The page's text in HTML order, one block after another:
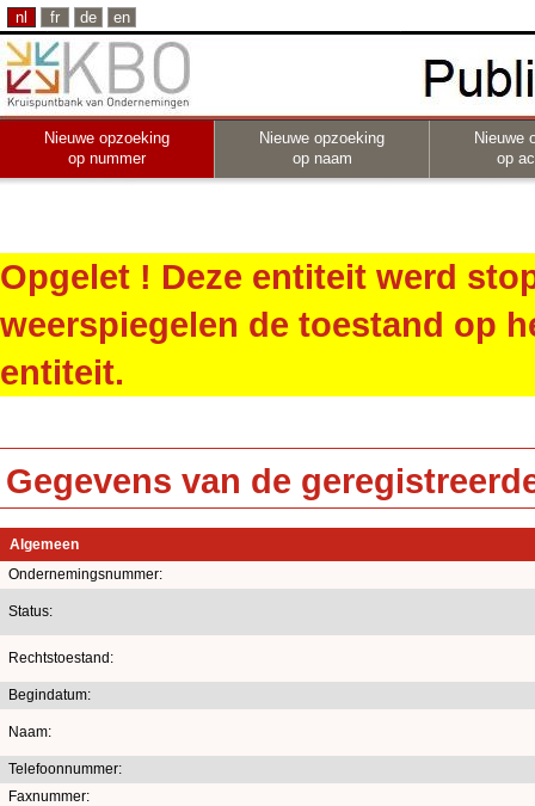
nl fr de en
Nieuwe opzoeking
op nummer
Nieuwe opzoeking
op naam
Nieuwe
op
Opgelet ! Deze entiteit werd
weerspiegelen de toestand op
entiteit.
Gegevens van de
Algemeen
Ondernemingsnummer:
Status:
Rechtstoestand:
Begindatum:
Naam:
Telefoonnummer:
Faxnummer: